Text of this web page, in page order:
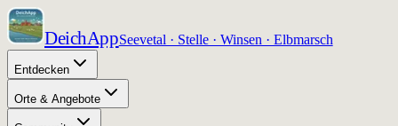
DeichAppSeevetal · Stelle · Winsen · Elbmarsch
Entdecken
Orte & Angebote